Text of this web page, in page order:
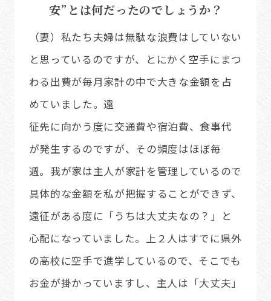
安”とは何だったのでしょうか？
（妻）私たち夫婦は無駄な浪費はしていない
と思っているのですが、とにかく空手にまつ
わる出費が毎月家計の中で大きな金額を占
めていました。遠
征先に向かう度に交通費や宿泊費、食事代
が発生するのですが、その頻度はほぼ毎
週。我が家は主人が家計を管理しているので
具体的な金額を私が把握することができず、
遠征がある度に「うちは大丈夫なの？」と
心配になっていました。上２人はすでに県外
の高校に空手で進学しているので、そこでも
お金が掛かっていますし、主人は「大丈夫」